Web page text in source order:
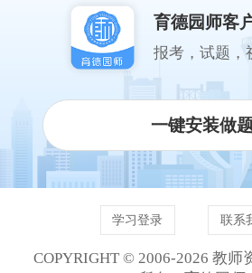
育德园师客
报考，试题，
一键安装做
学习登录 联系
COPYRIGHT © 2006-2026 教师